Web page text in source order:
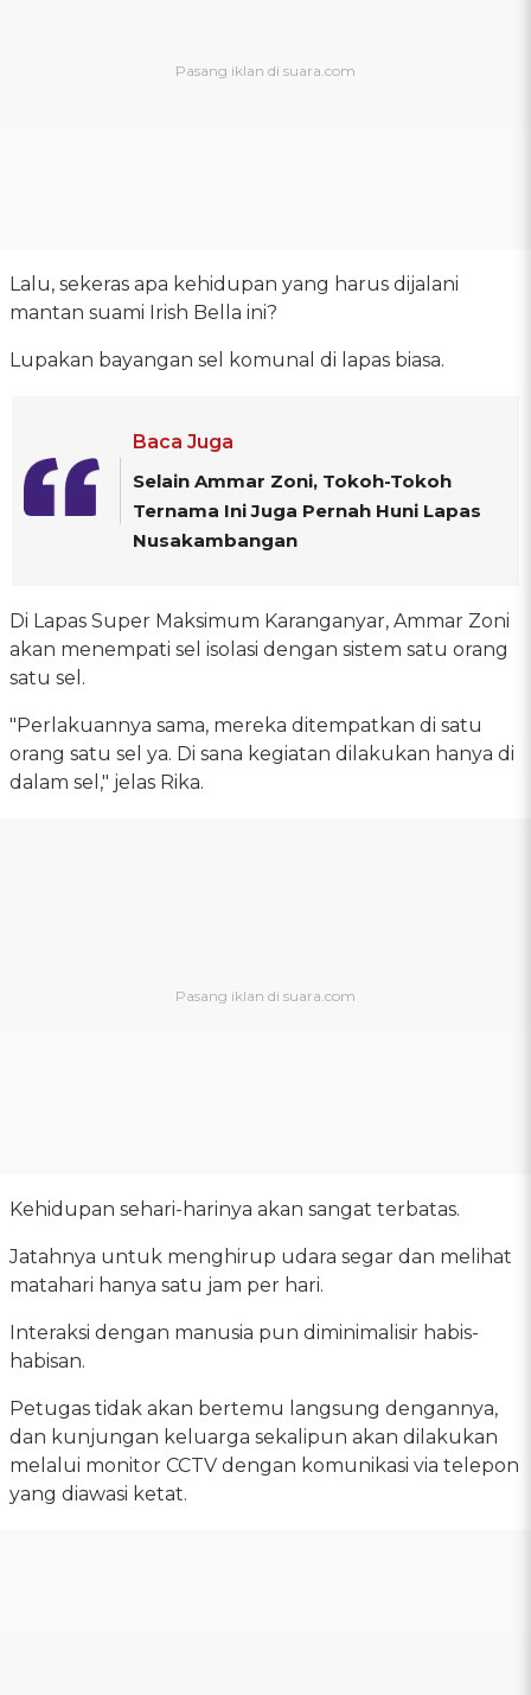
Lalu, sekeras apa kehidupan yang harus dijalani
mantan suami Irish Bella ini?
Lupakan bayangan sel komunal di lapas biasa.
Baca Juga
Selain Ammar Zoni, Tokoh-Tokoh
Ternama Ini Juga Pernah Huni Lapas
Nusakambangan
Di Lapas Super Maksimum Karanganyar, Ammar Zoni
akan menempati sel isolasi dengan sistem satu orang
satu sel.
"Perlakuannya sama, mereka ditempatkan di satu
orang satu sel ya. Di sana kegiatan dilakukan hanya di
dalam sel," jelas Rika.
Kehidupan sehari-harinya akan sangat terbatas.
Jatahnya untuk menghirup udara segar dan melihat
matahari hanya satu jam per hari.
Interaksi dengan manusia pun diminimalisir habis-
habisan.
Petugas tidak akan bertemu langsung dengannya,
dan kunjungan keluarga sekalipun akan dilakukan
melalui monitor CCTV dengan komunikasi via telepon
yang diawasi ketat.